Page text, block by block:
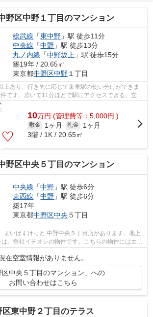
野区中野１丁目のマンション
総武線 「東中野 」駅 徒歩11分
中央線 「中野 」駅 徒歩13分
丸ノ内線 「中野坂上 」駅 徒歩15分
築19年 / 20.65㎡
東京都中野区中野 １丁目
上あり、行き先に応じて乗車駅の使い分けができま
です。歩いて11分ほどで駅にアクセスできる、立地
。満足できる素...
10万円 (管理費等：5,000円 )
敷金 1ヶ月 礼金
1ヶ月
3階 / 1K / 20.65㎡
野区中央５丁目のマンション
中央線 「中野 」駅 徒歩6分
東西線 「中野 」駅 徒歩6分
築17年
東京都中野区中央 ５丁目
まいばすけっと 中野中央５丁目店があります。地上
、弊社イチオシの物件です。こちらの物件にはエレ
在空室情報がありません。
区中央５丁目のマンション」への
お問い合わせはこちら
区東中野２丁目のテラス